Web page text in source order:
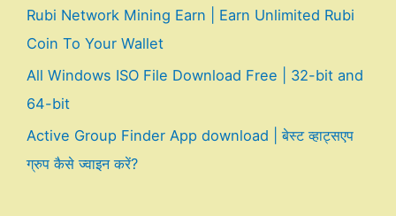
Rubi Network Mining Earn | Earn Unlimited Rubi
Coin To Your Wallet
All Windows ISO File Download Free | 32-bit and
64-bit
Active Group Finder App download | बेस्ट व्हाट्सएप
ग्रुप कैसे ज्वाइन करें?